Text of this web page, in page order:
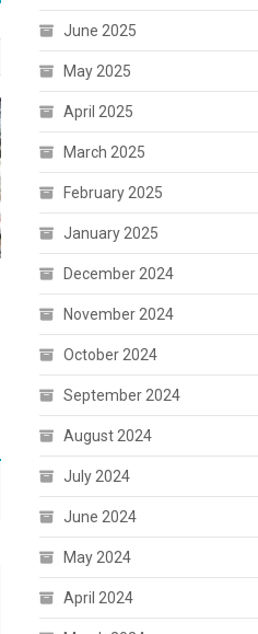
June 2025
May 2025
April 2025
March 2025
February 2025
January 2025
December 2024
November 2024
October 2024
September 2024
August 2024
July 2024
June 2024
May 2024
April 2024